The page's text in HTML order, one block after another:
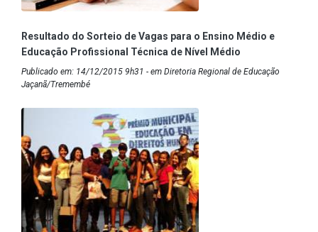
Resultado do Sorteio de Vagas para o Ensino Médio e
Educação Profissional Técnica de Nível Médio
Publicado em: 14/12/2015 9h31 - em Diretoria Regional de Educação
Jaçanã/Tremembé